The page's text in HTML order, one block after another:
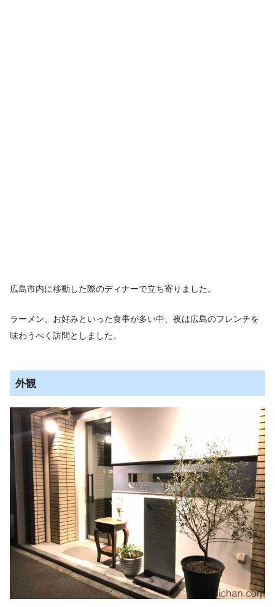
広島市内に移動した際のディナーで立ち寄りました。
ラーメン、お好みといった食事が多い中、夜は広島のフレンチを
味わうべく訪問としました。
外観